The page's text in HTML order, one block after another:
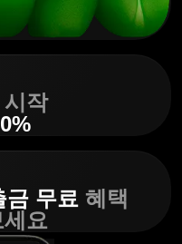
작
0%
금 무료 혜택
요